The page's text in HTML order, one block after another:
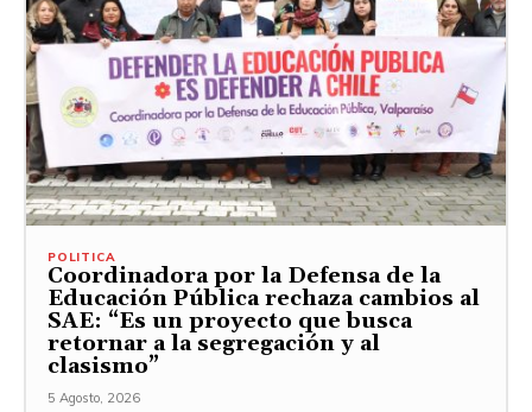
POLITICA
Coordinadora por la Defensa de la
Educación Pública rechaza cambios al
SAE: “Es un proyecto que busca
retornar a la segregación y al
clasismo”
5 Agosto, 2026